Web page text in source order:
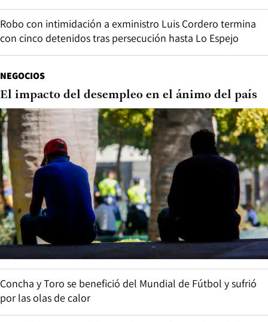
Robo con intimidación a exministro Luis Cordero termina
con cinco detenidos tras persecución hasta Lo Espejo
NEGOCIOS
El impacto del desempleo en el ánimo del país
Concha y Toro se benefició del Mundial de Fútbol y sufrió
por las olas de calor